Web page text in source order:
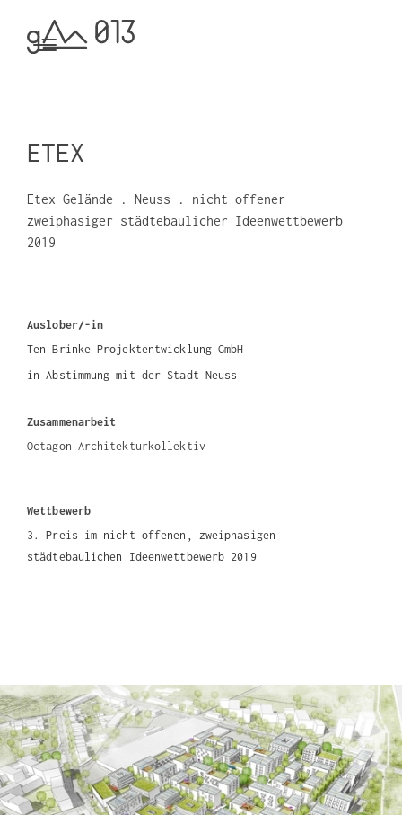
ETEX
Etex Gelände . Neuss . nicht offener
zweiphasiger städtebaulicher Ideenwettbewerb
2019
Auslober/-in
Ten Brinke Projektentwicklung GmbH
in Abstimmung mit der Stadt Neuss
Zusammenarbeit
Octagon Architekturkollektiv
Wettbewerb
3. Preis im nicht offenen, zweiphasigen
städtebaulichen Ideenwettbewerb 2019